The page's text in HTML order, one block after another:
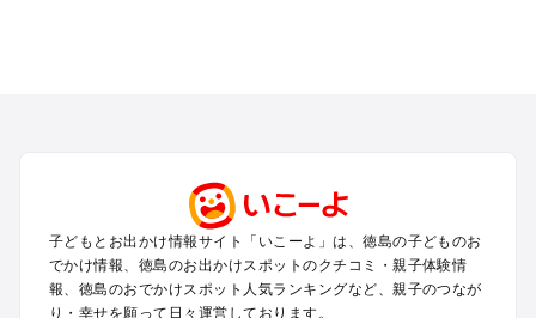
徳島のアスレチック
徳島の公園・総合公園
徳島の観光
子どもとお出かけ情報サイト「いこーよ」は、徳島の子どものお
でかけ情報、徳島のお出かけスポットのクチコミ・親子体験情
報、徳島のおでかけスポット人気ランキングなど、親子のつなが
り・幸せを願って日々運営しております。